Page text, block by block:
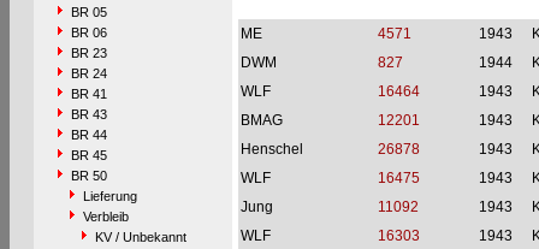
BR 05
BR 06
BR 23
BR 24
BR 41
BR 43
BR 44
BR 45
BR 50
Lieferung
Verbleib
KV / Unbekannt
ME 4571 1943
DWM
827 1944
WLF
16464 1943
BMAG
12201 1943
Henschel
26878 1943
WLF
16475 1943
Jung
11092 1943
WLF
16303 1943